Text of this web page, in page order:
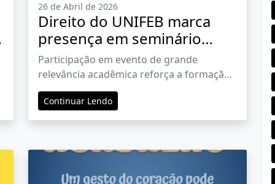
26 de Abril de 2026
Direito do UNIFEB marca
presença em seminário
internacional e destaca
protagonismo estudantil em
pesquisa científica
Participação em evento de grande
relevância acadêmica reforça a formação
crítica e o engajamento dos alunos no
debate sobre o mundo do direito do
trabalho
Continuar Lendo